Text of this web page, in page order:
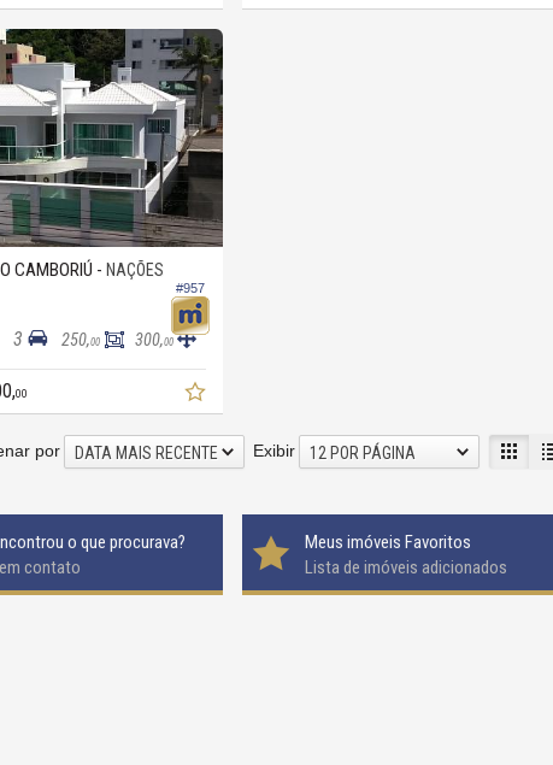
#957
CAMBORIÚ - NAÇÕES
3 250,00 300,00
00
Exibir 12 POR PÁGINA
por DATA MAIS RECENTE
o que procurava?
contato
Meus imóveis Favoritos
Lista de imóveis adicionados